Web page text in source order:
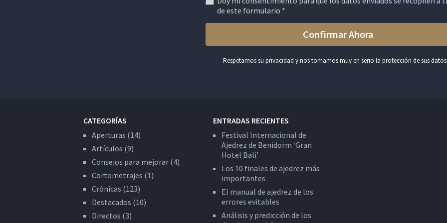
de este formulario *
Respetamos su privacidad y nos tomamos muy en serio la protección de sus datos.
CATEGORÍAS
Aperturas (14)
Artículos (9)
Consejos para mejorar (4)
Cortometrajes (1)
Crónicas (123)
Destacados (10)
Directos (3)
ENTRADAS RECIENTES
Festival Internacional de
Ajedrez de Benidorm ‘Gran
Hotel Bali’
Los 10 finales de ajedrez más
importantes
El manual de ajedrez de los
errores evitables
Análisis y predicción de los